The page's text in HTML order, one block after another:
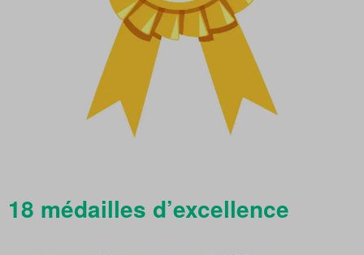
18 médailles d’excellence